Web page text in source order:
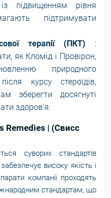
підвищенням рівня
підтримувати
терапії (ПКТ) :
як Кломід і Провірон,
природного
курсу стероїдів,
зберегти досягнуті
здоров'я.
Remedies | (Свисс
суворих стандартів
високу якість і
компанії проходять
стандартам, що